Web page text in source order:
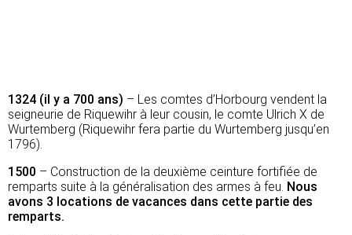
1324 (il y a 700 ans) – Les comtes d’Horbourg vendent la
seigneurie de Riquewihr à leur cousin, le comte Ulrich X de
Wurtemberg (Riquewihr fera partie du Wurtemberg jusqu’en
1796).
1500 – Construction de la deuxième ceinture fortifiée de
remparts suite à la généralisation des armes à feu. Nous
avons 3 locations de vacances dans cette partie des
remparts.